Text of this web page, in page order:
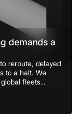
demands a
reroute, delayed
to a halt. We
fleets